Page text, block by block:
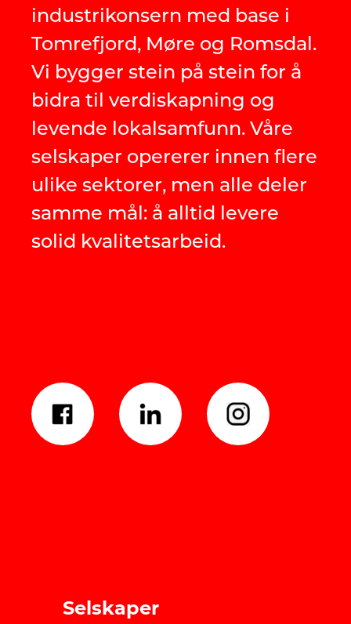
industrikonsern med base i
Tomrefjord, Møre og Romsdal.
Vi bygger stein på stein for å
bidra til verdiskapning og
levende lokalsamfunn. Våre
selskaper opererer innen flere
ulike sektorer, men alle deler
samme mål: å alltid levere
solid kvalitetsarbeid.
Selskaper